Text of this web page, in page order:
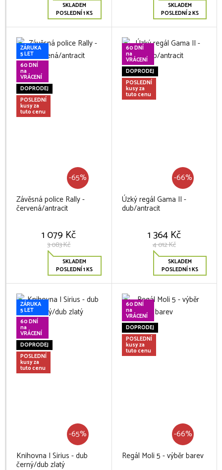
SKLADEM
POSLEDNÍ 1 KS
SKLADEM
POSLEDNÍ 2 KS
ZÁRUKA
5 LET
60 DNÍ
na
VRÁCENÍ
DOPRODEJ
POSLEDNÍ
kusy za
tuto cenu
-65%
Závěsná police Rally -
červená/antracit
1 079 Kč
3 083 Kč
SKLADEM
POSLEDNÍ 1 KS
60 DNÍ
na
VRÁCENÍ
DOPRODEJ
POSLEDNÍ
kusy za
tuto cenu
-66%
Úzký regál Gama II -
dub/antracit
1 364 Kč
4 012 Kč
SKLADEM
POSLEDNÍ 1 KS
ZÁRUKA
5 LET
60 DNÍ
na
VRÁCENÍ
DOPRODEJ
POSLEDNÍ
kusy za
tuto cenu
-65%
Knihovna I Sirius - dub
černý/dub zlatý
60 DNÍ
na
VRÁCENÍ
DOPRODEJ
POSLEDNÍ
kusy za
tuto cenu
-66%
Regál Moli 5 - výběr barev